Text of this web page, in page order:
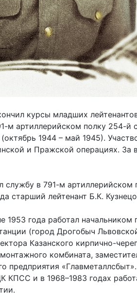
курсы младших
м артиллерийском полку 254-й
1944 – май 1945).
и Пражской операциях.
службу в 791-м артиллерийском
старший лейтенант Б.К.
1953 года работал
(город Дрогобыч
Казанского кирпично-
комбината,
предприятия
КПСС и в 1968–1983 годах